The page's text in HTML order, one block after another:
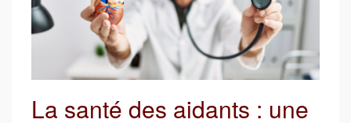
La santé des aidants : une